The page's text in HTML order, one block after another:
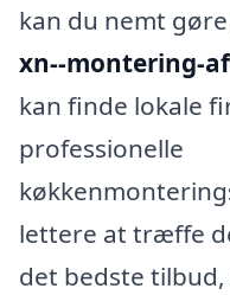
kan du nemt
xn--montering-
kan finde lokale
professionelle
lettere at træffe
det bedste